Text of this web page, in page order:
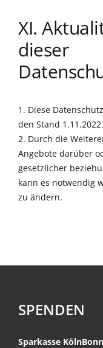
XI.
dieser
1. Diese
den Stand 1.11.2022.
2. Durch die
Angebote darüber
gesetzlicher
kann es notwendig
zu ändern.
SPENDEN
Sparkasse KölnBonn